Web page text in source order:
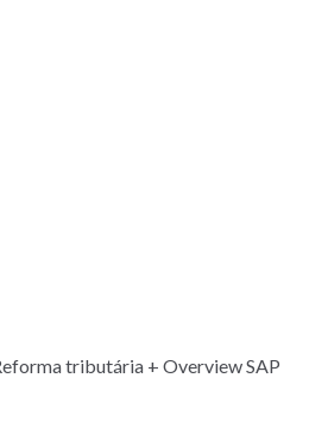
tributária + Overview SAP